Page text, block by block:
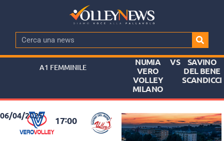
A1 FEMMINILE
NUMIA
VERO
VOLLEY
MILANO
VS
SAVINO
DEL BENE
SCANDICCI
06/04/2025 17:00